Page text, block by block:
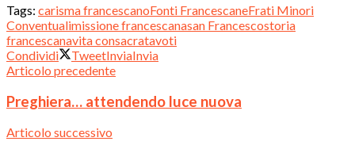
Tags: carisma francescanoFonti FrancescaneFrati Minori
Conventualimissione francescanasan Francescostoria
francescanavita consacratavoti
Condividi
TweetInviaInvia
Articolo precedente
Preghiera… attendendo luce nuova
Articolo successivo